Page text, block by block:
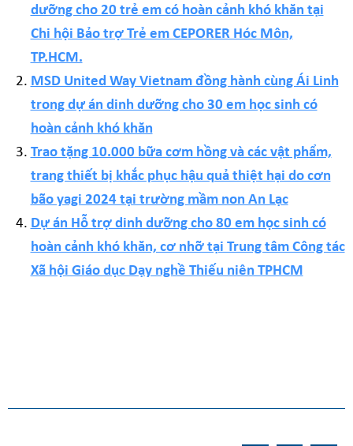
dưỡng cho 20 trẻ em có hoàn cảnh khó khăn tại
Chi hội Bảo trợ Trẻ em CEPORER Hóc Môn,
TP.HCM.
MSD United Way Vietnam đồng hành cùng Ái Linh
trong dự án dinh dưỡng cho 30 em học sinh có
hoàn cảnh khó khăn
Trao tặng 10.000 bữa cơm hồng và các vật phẩm,
trang thiết bị khắc phục hậu quả thiệt hại do cơn
bão yagi 2024 tại trường mầm non An Lạc
Dự án Hỗ trợ dinh dưỡng cho 80 em học sinh có
hoàn cảnh khó khăn, cơ nhỡ tại Trung tâm Công tác
Xã hội Giáo dục Dạy nghề Thiếu niên TPHCM